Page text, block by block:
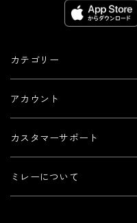
カテゴリー
アカウント
カスタマーサポート
ミレーについて